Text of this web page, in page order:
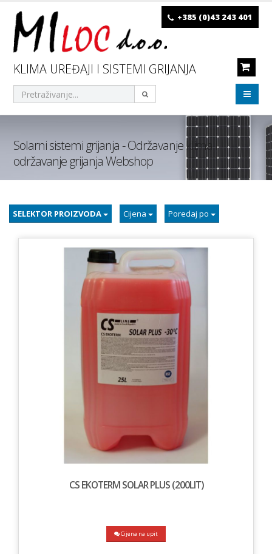
KLIMA UREĐAJI I SISTEMI GRIJANJA
+385 (0)43 243 401
Solarni sistemi grijanja - Održavanje klima i
održavanje grijanja Webshop
SELEKTOR PROIZVODA Cijena Poredaj po
CS EKOTERM SOLAR PLUS (200LIT)
Cijena na upit